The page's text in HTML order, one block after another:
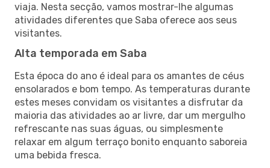
viaja. Nesta secção, vamos mostrar-lhe algumas
atividades diferentes que Saba oferece aos seus
visitantes.
Alta temporada em Saba
Esta época do ano é ideal para os amantes de céus
ensolarados e bom tempo. As temperaturas durante
estes meses convidam os visitantes a disfrutar da
maioria das atividades ao ar livre, dar um mergulho
refrescante nas suas águas, ou simplesmente
relaxar em algum terraço bonito enquanto saboreia
uma bebida fresca.